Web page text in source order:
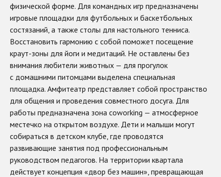
физической форме. Для командных игр предназначены
игровые площадки для футбольных и баскетбольных
состязаний, а также столы для настольного тенниса.
Восстановить гармонию с собой поможет посещение
краут-зоны для йоги и медитаций. Не оставлены без
внимания любители животных — для прогулок
с домашними питомцами выделена специальная
площадка. Амфитеатр представляет собой пространство
для общения и проведения совместного досуга. Для
работы предназначена зона coworking — атмосферное
местечко на открытом воздухе. Дети и малыши могут
собираться в детском клубе, где проводятся
развивающие занятия под профессиональным
руководством педагогов. На территории квартала
действует концепция «двор без машин», превращающая